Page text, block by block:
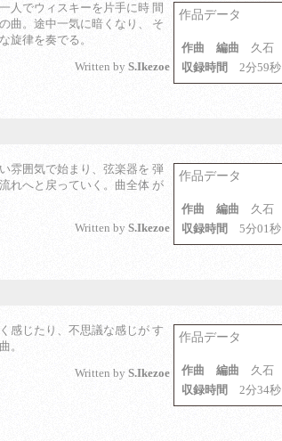
人でウィスキーを片手に時 間
曲。途中一気に暗くなり、 そ
旋律を奏でる。
Written by S.Ikezoe
作品データ
作曲 編曲 久石
収録時間 2分59秒
雰囲気で始まり、弦楽器を 弾
れへと戻っていく。曲全体 が
Written by S.Ikezoe
作品データ
作曲 編曲 久石
収録時間 5分01秒
感じたり、不思議な感じが す
。
Written by S.Ikezoe
作品データ
作曲 編曲 久石
収録時間 2分34秒